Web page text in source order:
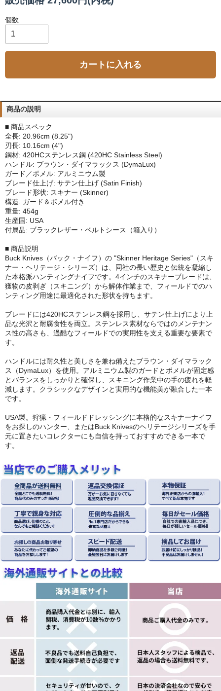
個数
カートに入れる
商品の説明
■ 商品スペック
全長: 20.96cm (8.25")
刃長: 10.16cm (4")
鋼材: 420HCステンレス鋼 (420HC Stainless Steel)
ハンドル: ブラウン・ダイマラックス (DymaLux)
ガード／ポメル: アルミニウム製
ブレード仕上げ: サテン仕上げ (Satin Finish)
ブレード形状: スキナー (Skinner)
構造: ガード＆ポメル付き
重量: 454g
生産国: USA
付属品: ブラックレザー・ベルトシース（箱入り）
■ 商品説明
Buck Knives（バック・ナイフ）の "Skinner Heritage Series"（スキ
ナー・ヘリテージ・シリーズ）は、同社の長い歴史と伝統を凝縮し
た本格派ハンティングナイフです。4インチのスキナーブレードは、
獲物の皮剥ぎ（スキニング）から解体作業まで、フィールドでのハ
ンティング用途に最適化された形状を持ちます。
ブレードには420HCステンレス鋼を採用し、サテン仕上げにより上
品な光沢と耐腐食性を両立。ステンレス素材ならではのメンテナン
ス性の高さも、過酷なフィールドでの実用性を支える重要な要素で
す。
ハンドルには耐久性と美しさを兼ね備えたブラウン・ダイマラック
ス（DymaLux）を使用。アルミニウム製のガードとポメルが固定感
とバランスをしっかりと確保し、スキニング作業中の手の疲れを軽
減します。クラシックなデザインと実用的な機能美が融合した一本
です。
USA製。狩猟・フィールドドレッシングに本格的なスキナーナイフ
をお探しのハンター、またはBuck Knivesのヘリテージシリーズを手
元に置きたいコレクターにも自信を持っておすすめできる一本で
す。